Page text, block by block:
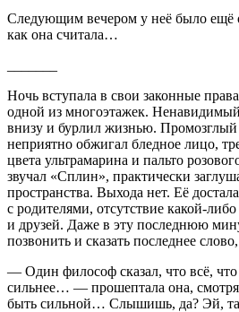
Следующим вечером у неё было ещё
как она считала…
Ночь вступала в свои законные
одной из многоэтажек.
внизу и бурлил жизнью. Промозглый
неприятно обжигал бледное лицо,
цвета ультрамарина и пальто
звучал «Сплин», практически
пространства. Выхода нет. Её
с родителями, отсутствие какой-
и друзей. Даже в эту последнюю
позвонить и сказать последнее
— Один философ сказал, что всё, что
сильнее… — прошептала она,
быть сильной… Слышишь, да? Эй,